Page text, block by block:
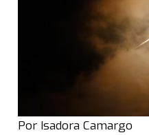
Por Isadora Camargo